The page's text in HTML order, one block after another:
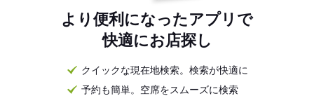
より便利になったアプリで
快適にお店探し
クイックな現在地検索。検索が快適に
予約も簡単。空席をスムーズに検索